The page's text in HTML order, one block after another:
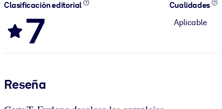
Clasificación editorial
7
Cualidades
Aplicable
Reseña